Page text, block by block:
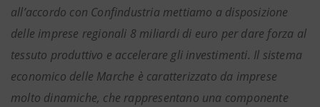
all’accordo con Confindustria mettiamo a disposizione
delle imprese regionali 8 miliardi di euro per dare forza al
tessuto produttivo e accelerare gli investimenti. Il sistema
economico delle Marche è caratterizzato da imprese
molto dinamiche, che rappresentano una componente